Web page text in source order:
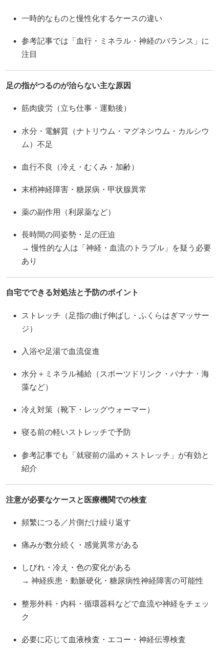
一時的なものと慢性化するケースの違い
参考記事では「血行・ミネラル・神経のバランス」に
注目
足の指がつるのが治らない主な原因
筋肉疲労（立ち仕事・運動後）
水分・電解質（ナトリウム・マグネシウム・カルシウ
ム）不足
血行不良（冷え・むくみ・加齢）
末梢神経障害・糖尿病・甲状腺異常
薬の副作用（利尿薬など）
長時間の同姿勢・足の圧迫
→ 慢性的な人は「神経・血流のトラブル」を疑う必要
あり
自宅でできる対処法と予防のポイント
ストレッチ（足指の曲げ伸ばし・ふくらはぎマッサー
ジ）
入浴や足湯で血流促進
水分＋ミネラル補給（スポーツドリンク・バナナ・海
藻など）
冷え対策（靴下・レッグウォーマー）
寝る前の軽いストレッチで予防
参考記事でも「就寝前の温め＋ストレッチ」が有効と
紹介
注意が必要なケースと医療機関での検査
頻繁につる／片側だけ繰り返す
痛みが数分続く・感覚異常がある
しびれ・冷え・色の変化がある
→ 神経疾患・動脈硬化・糖尿病性神経障害の可能性
整形外科・内科・循環器科などで血流や神経をチェッ
ク
必要に応じて血液検査・エコー・神経伝導検査